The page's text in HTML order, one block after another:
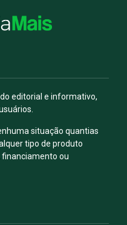
editorial e informativo,
situação quantias
tipo de produto
financiamento ou